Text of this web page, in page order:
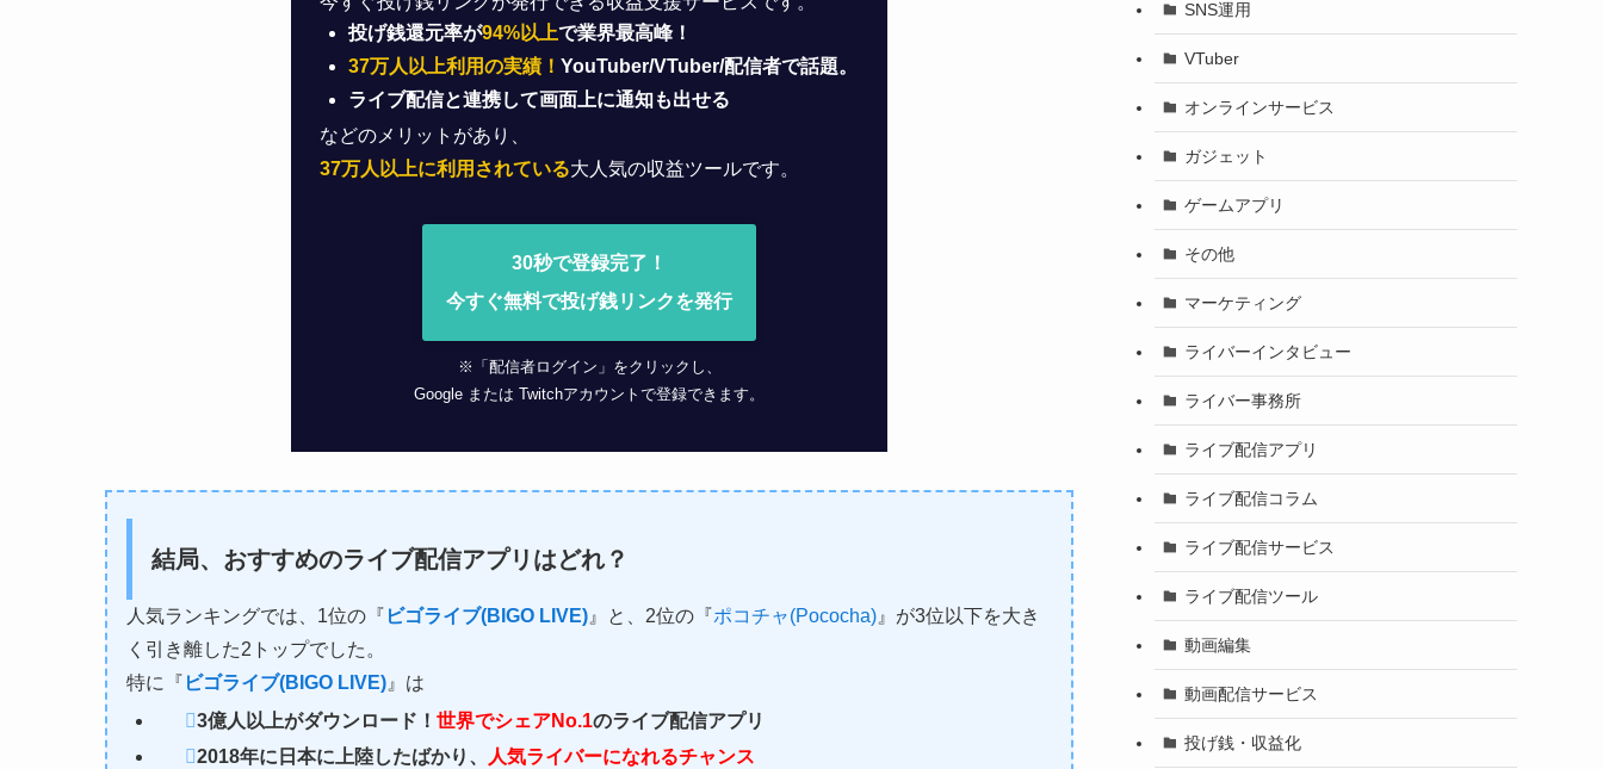
投げ銭還元率が94%以上で業界最高峰！
37万人以上利用の実績！ YouTuber/VTuber/配信者で話題。
ライブ配信と連携して画面上に通知も出せる
などのメリットがあり、
37万人以上に利用されている大人気の収益ツールです。
30秒で登録完了！
今すぐ無料で投げ銭リンクを発行
※「配信者ログイン」をクリックし、
Google または Twitchアカウントで登録できます。
結局、おすすめのライブ配信アプリはどれ？
人気ランキングでは、1位の『 ビゴライブ(BIGO LIVE) 』と、2位の『ポコチャ(Pococha) 』が3位以下を大き
く引き離した2トップでした。
特に『 ビゴライブ(BIGO LIVE) 』は
3億人以上がダウンロード！ 世界でシェアNo.1のライブ配信アプリ
2018年に日本に上陸したばかり、
人気ライバーになれるチャンス
SNS運用
VTuber
オンラインサービス
ガジェット
ゲームアプリ
その他
マーケティング
ライバーインタビュー
ライバー事務所
ライブ配信アプリ
ライブ配信コラム
ライブ配信サービス
ライブ配信ツール
動画編集
動画配信サービス
投げ銭・収益化